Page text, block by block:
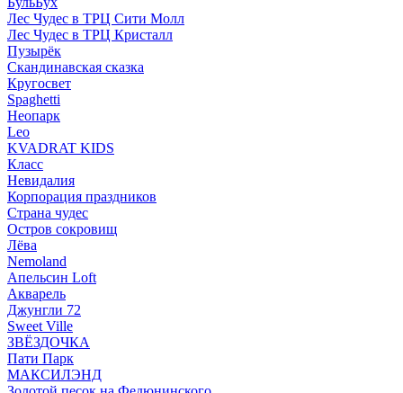
Лес Чудес в ТРЦ Сити Молл
Лес Чудес в ТРЦ Кристалл
Пузырëк
Скандинавская сказка
Кругосвет
Spaghetti
Неопарк
Leo
KVADRAT KIDS
Класс
Невидалия
Корпорация праздников
Страна чудес
Остров сокровищ
Лёва
Nemoland
Апельсин Loft
Акварель
Джунгли 72
Sweet Ville
ЗВЁЗДОЧКА
Пати Парк
МАКСИЛЭНД